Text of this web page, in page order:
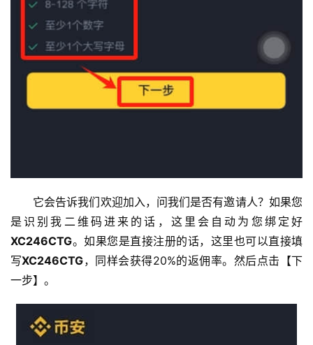
它会告诉我们欢迎加入，问我们是否有邀请人？如果您
XC246CTG。如果您是直接注册的话，这里也可以直接填
写XC246CTG，同样会获得20%的返佣率。然后点击【下
一步】。